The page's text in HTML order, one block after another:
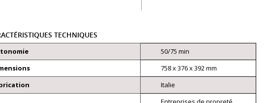
TECHNIQUES
50/75 min
758 x 376 x 392 mm
Italie